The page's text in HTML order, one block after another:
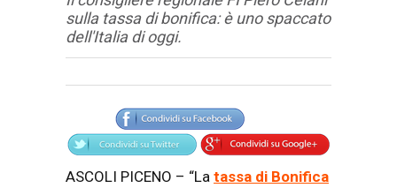
sulla tassa di bonifica: è uno spaccato
dell'Italia di oggi.
Articolo
Testo articolo principale
ASCOLI PICENO – “La tassa di Bonifica